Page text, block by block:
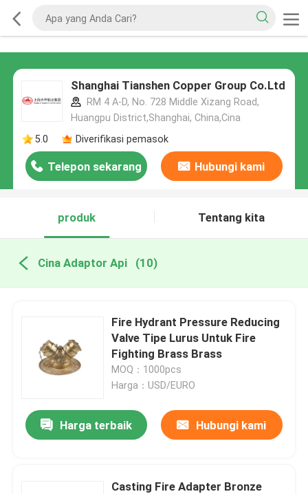
Shanghai Tianshen Copper Group Co.Ltd
RM 4 A-D, No. 728 Middle Xizang Road,
Huangpu District,Shanghai, China,Cina
5.0
Diverifikasi pemasok
Telepon sekarang Hubungi kami
produk Tentang kita
Cina Adaptor Api (10)
Fire Hydrant Pressure Reducing
Valve Tipe Lurus Untuk Fire
Fighting Brass Brass
MOQ：1000pcs
Harga：USD/EURO
Harga terbaik Hubungi kami
Casting Fire Adapter Bronze